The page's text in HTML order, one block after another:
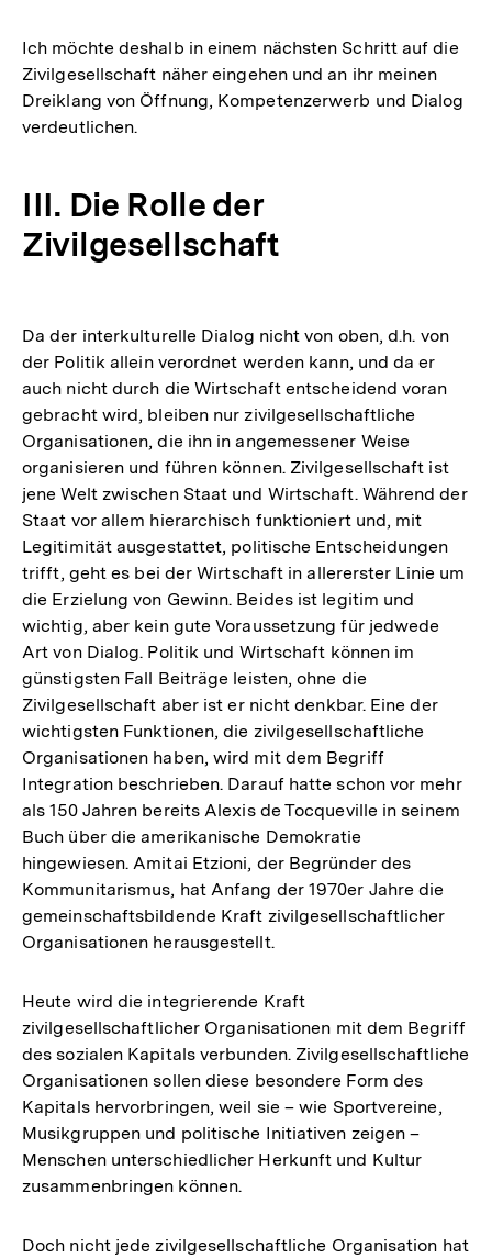
Ich möchte deshalb in einem nächsten Schritt auf die
Zivilgesellschaft näher eingehen und an ihr meinen
Dreiklang von Öffnung, Kompetenzerwerb und Dialog
verdeutlichen.
III. Die Rolle der
Zivilgesellschaft
Da der interkulturelle Dialog nicht von oben, d.h. von
der Politik allein verordnet werden kann, und da er
auch nicht durch die Wirtschaft entscheidend voran
gebracht wird, bleiben nur zivilgesellschaftliche
Organisationen, die ihn in angemessener Weise
organisieren und führen können. Zivilgesellschaft ist
jene Welt zwischen Staat und Wirtschaft. Während der
Staat vor allem hierarchisch funktioniert und, mit
Legitimität ausgestattet, politische Entscheidungen
trifft, geht es bei der Wirtschaft in allererster Linie um
die Erzielung von Gewinn. Beides ist legitim und
wichtig, aber kein gute Voraussetzung für jedwede
Art von Dialog. Politik und Wirtschaft können im
günstigsten Fall Beiträge leisten, ohne die
Zivilgesellschaft aber ist er nicht denkbar. Eine der
wichtigsten Funktionen, die zivilgesellschaftliche
Organisationen haben, wird mit dem Begriff
Integration beschrieben. Darauf hatte schon vor mehr
als 150 Jahren bereits Alexis de Tocqueville in seinem
Buch über die amerikanische Demokratie
hingewiesen. Amitai Etzioni, der Begründer des
Kommunitarismus, hat Anfang der 1970er Jahre die
gemeinschaftsbildende Kraft zivilgesellschaftlicher
Organisationen herausgestellt.
Heute wird die integrierende Kraft
zivilgesellschaftlicher Organisationen mit dem Begriff
des sozialen Kapitals verbunden. Zivilgesellschaftliche
Organisationen sollen diese besondere Form des
Kapitals hervorbringen, weil sie – wie Sportvereine,
Musikgruppen und politische Initiativen zeigen –
Menschen unterschiedlicher Herkunft und Kultur
zusammenbringen können.
Doch nicht jede zivilgesellschaftliche Organisation hat